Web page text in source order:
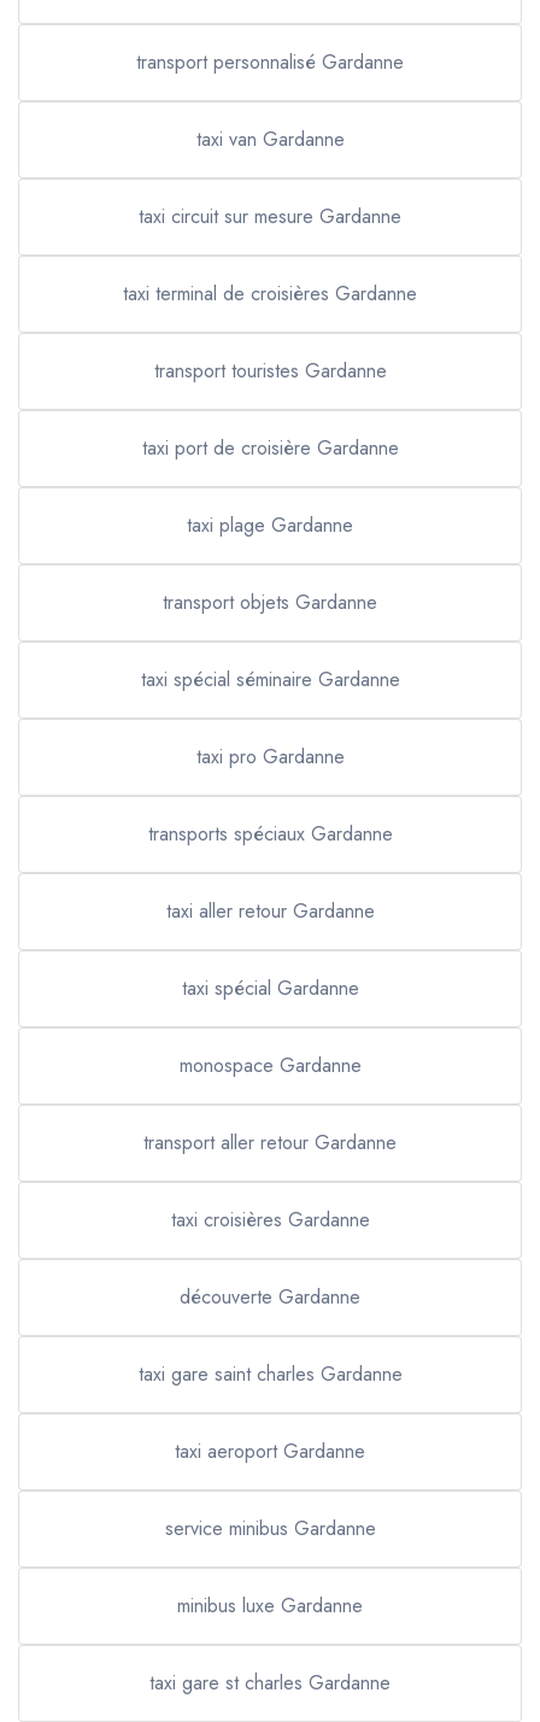
transport personnalisé Gardanne
taxi van Gardanne
taxi circuit sur mesure Gardanne
taxi terminal de croisières Gardanne
transport touristes Gardanne
taxi port de croisière Gardanne
taxi plage Gardanne
transport objets Gardanne
taxi spécial séminaire Gardanne
taxi pro Gardanne
transports spéciaux Gardanne
taxi aller retour Gardanne
taxi spécial Gardanne
monospace Gardanne
transport aller retour Gardanne
taxi croisières Gardanne
découverte Gardanne
taxi gare saint charles Gardanne
taxi aeroport Gardanne
service minibus Gardanne
minibus luxe Gardanne
taxi gare st charles Gardanne